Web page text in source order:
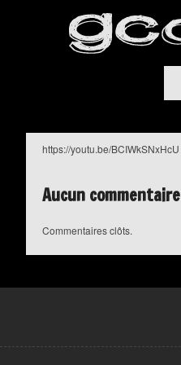
https://youtu.be/BCIWkSNxHcU
Aucun commentaire
Commentaires clôts.